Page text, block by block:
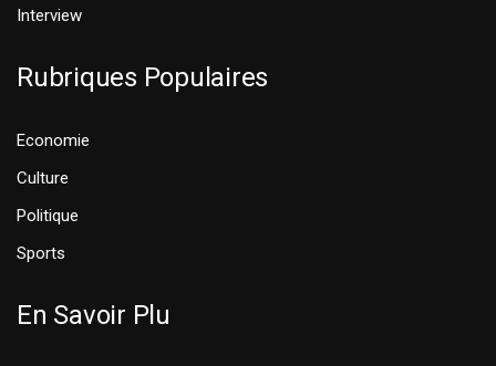
Interview
Rubriques Populaires
Economie
Culture
Politique
Sports
En Savoir Plu